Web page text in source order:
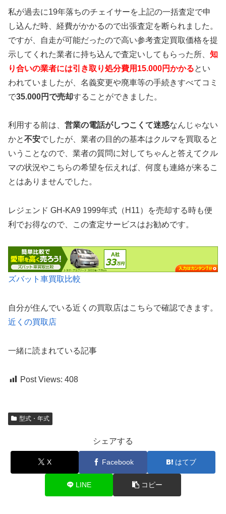
私が過去に19年落ちのチェイサーを上記の一括査定で申
し込んだ時、経費がかかるので出張査定を断られました。
ですが、自走が可能だったので高い参考査定買取価格を提
示してくれた業者に持ち込んで査定いしてもらった所、 知
り合いの業者には引き取り処分費用15.000円かかるとい
われていましたが、名義変更や廃車等の手続きすべてコミ
で35.000円で売却することができました。
利用する前は、 営業の電話がしつこくて迷惑なんじゃない
かと不安でしたが、業者の目的の基本はクルマを買取ると
いうことなので、業者の質問に対してちゃんと答えてクル
マの状況やこちらの希望を伝えれば、何度も連絡が来るこ
とはありませんでした。
レジェンド GH-KA9 1999年式（H11）を売却する時も便
利でお得なので、この査定サービスはお勧めです。
ズバット車買取比較
自分が住んでいる近くの買取店はこちらで確認できます。
近くの買取店
一緒に読まれている記事
Post Views: 408
型式・年式
シェアする
X Facebook はてブ
LINE コピー